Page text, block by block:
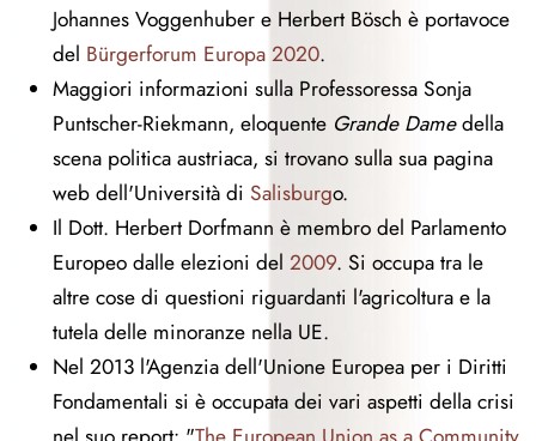
Johannes Voggenhuber e Herbert Bösch è portavoce
del Bürgerforum Europa 2020.
Maggiori informazioni sulla Professoressa Sonja
Puntscher-Riekmann, eloquente Grande Damedella
scena politica austriaca, si trovano sulla sua pagina
web dell'Università di Salisburgo.
Il Dott. Herbert Dorfmann è membro del Parlamento
Europeo dalle elezioni del 2009. Si occupa tra le
altre cose di questioni riguardanti l'agricoltura e la
tutela delle minoranze nella UE.
Nel 2013 l'Agenzia dell'Unione Europea per i Diritti
Fondamentali si è occupata dei vari aspetti della crisi